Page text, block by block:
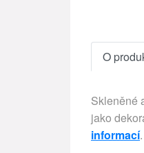
O
Skleněné
jako
informací.